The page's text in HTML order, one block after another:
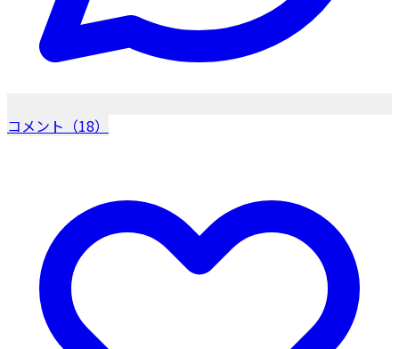
コメント（18）